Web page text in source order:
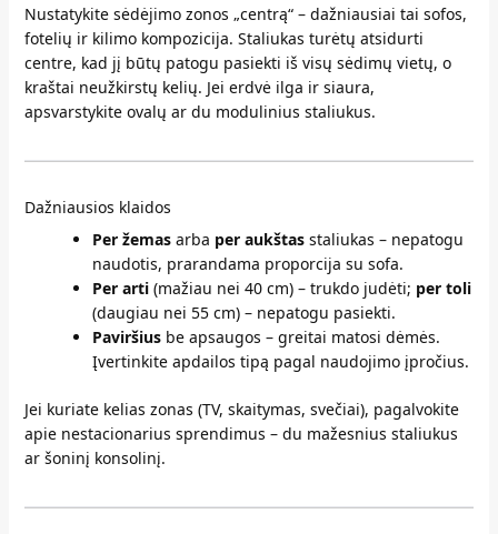
Nustatykite sėdėjimo zonos „centrą“ – dažniausiai tai sofos,
fotelių ir kilimo kompozicija. Staliukas turėtų atsidurti
centre, kad jį būtų patogu pasiekti iš visų sėdimų vietų, o
kraštai neužkirstų kelių. Jei erdvė ilga ir siaura,
apsvarstykite ovalų ar du modulinius staliukus.
Dažniausios klaidos
Per žemasarba per aukštasstaliukas – nepatogu
naudotis, prarandama proporcija su sofa.
Per arti(mažiau nei 40 cm) – trukdo judėti; per toli
(daugiau nei 55 cm) – nepatogu pasiekti.
Paviršiusbe apsaugos – greitai matosi dėmės.
Įvertinkite apdailos tipą pagal naudojimo įpročius.
Jei kuriate kelias zonas (TV, skaitymas, svečiai), pagalvokite
apie nestacionarius sprendimus – du mažesnius staliukus
ar šoninį konsolinį.